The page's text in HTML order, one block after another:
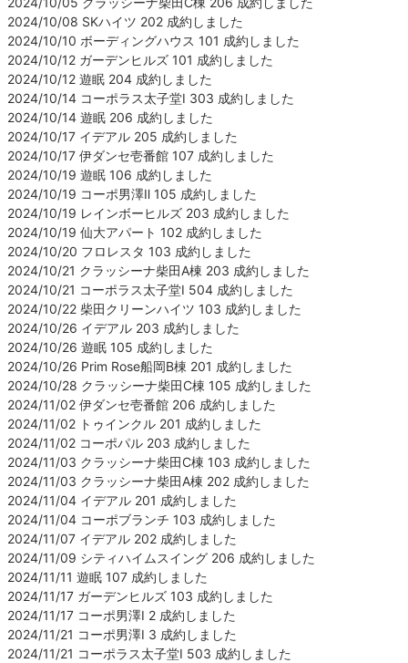
2024/10/08 SKハイツ 202 成約しました
2024/10/10 ボーディングハウス 101 成約しました
2024/10/12 ガーデンヒルズ 101 成約しました
2024/10/12 遊眠 204 成約しました
2024/10/14 コーポラス太子堂Ⅰ 303 成約しました
2024/10/14 遊眠 206 成約しました
2024/10/17 イデアル 205 成約しました
2024/10/17 伊ダンセ壱番館 107 成約しました
2024/10/19 遊眠 106 成約しました
2024/10/19 コーポ男澤Ⅱ 105 成約しました
2024/10/19 レインボーヒルズ 203 成約しました
2024/10/19 仙大アパート 102 成約しました
2024/10/20 フロレスタ 103 成約しました
2024/10/21 クラッシーナ柴田A棟 203 成約しました
2024/10/21 コーポラス太子堂Ⅰ 504 成約しました
2024/10/22 柴田クリーンハイツ 103 成約しました
2024/10/26 イデアル 203 成約しました
2024/10/26 遊眠 105 成約しました
2024/10/26 Prim Rose船岡B棟 201 成約しました
2024/10/28 クラッシーナ柴田C棟 105 成約しました
2024/11/02 伊ダンセ壱番館 206 成約しました
2024/11/02 トゥインクル 201 成約しました
2024/11/02 コーポパル 203 成約しました
2024/11/03 クラッシーナ柴田C棟 103 成約しました
2024/11/03 クラッシーナ柴田A棟 202 成約しました
2024/11/04 イデアル 201 成約しました
2024/11/04 コーポブランチ 103 成約しました
2024/11/07 イデアル 202 成約しました
2024/11/09 シティハイムスイング 206 成約しました
2024/11/11 遊眠 107 成約しました
2024/11/17 ガーデンヒルズ 103 成約しました
2024/11/17 コーポ男澤Ⅰ 2 成約しました
2024/11/21 コーポ男澤Ⅰ 3 成約しました
2024/11/21 コーポラス太子堂Ⅰ 503 成約しました